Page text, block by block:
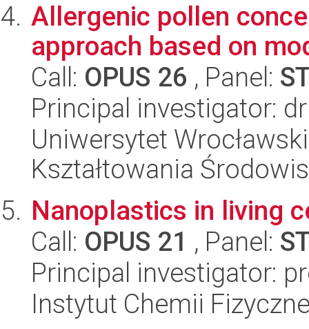
Allergenic pollen
approach based on
Call: OPUS 26 , Panel:
Principal investigator:
Uniwersytet
Kształtowania
Nanoplastics in living
Call: OPUS 21 , Panel:
Principal investigator:
Instytut Chemii